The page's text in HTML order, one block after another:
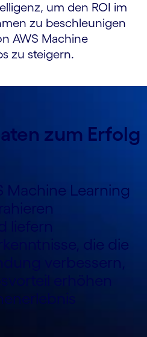
um den ROI im
zu beschleunigen
AWS Machine
zu steigern.
zum Erfolg
Machine Learning
liefern
die die
verbessern,
erhöhen